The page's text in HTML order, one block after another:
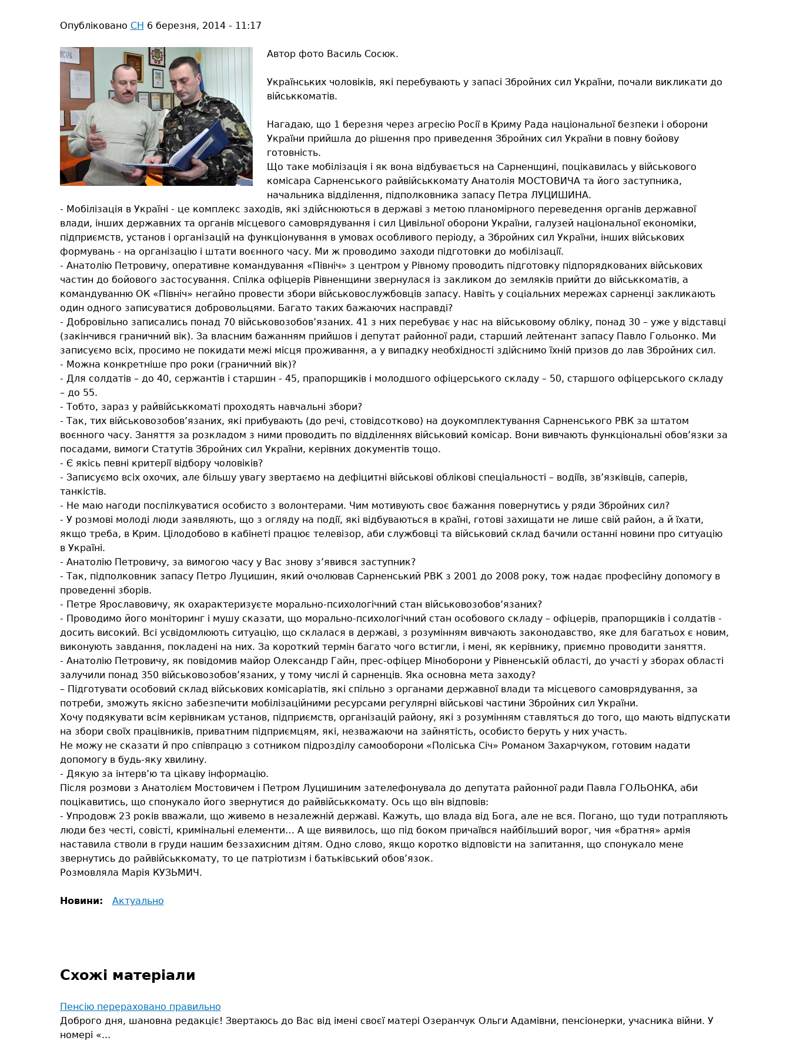
Опубліковано СН 6 березня, 2014 - 11:17
Автор фото Василь Сосюк.
Українських чоловіків, які перебувають у запасі Збройних сил України, почали викликати до
військкоматів.
Нагадаю, що 1 березня через агресію Росії в Криму Рада національної безпеки і оборони
України прийшла до рішення про приведення Збройних сил України в повну бойову
готовність.
Що таке мобілізація і як вона відбувається на Сарненщині, поцікавилась у військового
комісара Сарненського райвійськкомату Анатолія МОСТОВИЧА та його заступника,
начальника відділення, підполковника запасу Петра ЛУЦИШИНА.
- Мобілізація в Україні - це комплекс заходів, які здійснюються в державі з метою планомірного переведення органів державної
влади, інших державних та органів місцевого самоврядування і сил Цивільної оборони України, галузей національної економіки,
підприємств, установ і організацій на функціонування в умовах особливого періоду, а Збройних сил України, інших військових
формувань - на організацію і штати воєнного часу. Ми ж проводимо заходи підготовки до мобілізації.
- Анатолію Петровичу, оперативне командування «Північ» з центром у Рівному проводить підготовку підпорядкованих військових
частин до бойового застосування. Спілка офіцерів Рівненщини звернулася із закликом до земляків прийти до військкоматів, а
командуванню ОК «Північ» негайно провести збори військовослужбовців запасу. Навіть у соціальних мережах сарненці закликають
один одного записуватися добровольцями. Багато таких бажаючих насправді?
- Добровільно записались понад 70 військовозобов’язаних. 41 з них перебуває у нас на військовому обліку, понад 30 – уже у відставці
(закінчився граничний вік). За власним бажанням прийшов і депутат районної ради, старший лейтенант запасу Павло Гольонко. Ми
записуємо всіх, просимо не покидати межі місця проживання, а у випадку необхідності здійснимо їхній призов до лав Збройних сил.
- Можна конкретніше про роки (граничний вік)?
- Для солдатів – до 40, сержантів і старшин - 45, прапорщиків і молодшого офіцерського складу – 50, старшого офіцерського складу
– до 55.
- Тобто, зараз у райвійськкоматі проходять навчальні збори?
- Так, тих військовозобов’язаних, які прибувають (до речі, стовідсотково) на доукомплектування Сарненського РВК за штатом
воєнного часу. Заняття за розкладом з ними проводить по відділеннях військовий комісар. Вони вивчають функціональні обов’язки за
посадами, вимоги Статутів Збройних сил України, керівних документів тощо.
- Є якісь певні критерії відбору чоловіків?
- Записуємо всіх охочих, але більшу увагу звертаємо на дефіцитні військові облікові спеціальності – водіїв, зв’язківців, саперів,
танкістів.
- Не маю нагоди поспілкуватися особисто з волонтерами. Чим мотивують своє бажання повернутись у ряди Збройних сил?
- У розмові молоді люди заявляють, що з огляду на події, які відбуваються в країні, готові захищати не лише свій район, а й їхати,
якщо треба, в Крим. Цілодобово в кабінеті працює телевізор, аби службовці та військовий склад бачили останні новини про ситуацію
в Україні.
- Анатолію Петровичу, за вимогою часу у Вас знову з’явився заступник?
- Так, підполковник запасу Петро Луцишин, який очолював Сарненський РВК з 2001 до 2008 року, тож надає професійну допомогу в
проведенні зборів.
- Петре Ярославовичу, як охарактеризуєте морально-психологічний стан військовозобов’язаних?
- Проводимо його моніторинг і мушу сказати, що морально-психологічний стан особового складу – офіцерів, прапорщиків і солдатів -
досить високий. Всі усвідомлюють ситуацію, що склалася в державі, з розумінням вивчають законодавство, яке для багатьох є новим,
виконують завдання, покладені на них. За короткий термін багато чого встигли, і мені, як керівнику, приємно проводити заняття.
- Анатолію Петровичу, як повідомив майор Олександр Гайн, прес-офіцер Міноборони у Рівненській області, до участі у зборах області
залучили понад 350 військовозобов’язаних, у тому числі й сарненців. Яка основна мета заходу?
– Підготувати особовий склад військових комісаріатів, які спільно з органами державної влади та місцевого самоврядування, за
потреби, зможуть якісно забезпечити мобілізаційними ресурсами регулярні військові частини Збройних сил України.
Хочу подякувати всім керівникам установ, підприємств, організацій району, які з розумінням ставляться до того, що мають відпускати
на збори своїх працівників, приватним підприємцям, які, незважаючи на зайнятість, особисто беруть у них участь.
Не можу не сказати й про співпрацю з сотником підрозділу самооборони «Поліська Січ» Романом Захарчуком, готовим надати
допомогу в будь-яку хвилину.
- Дякую за інтерв’ю та цікаву інформацію.
Після розмови з Анатолієм Мостовичем і Петром Луцишиним зателефонувала до депутата районної ради Павла ГОЛЬОНКА, аби
поцікавитись, що спонукало його звернутися до райвійськкомату. Ось що він відповів:
- Упродовж 23 років вважали, що живемо в незалежній державі. Кажуть, що влада від Бога, але не вся. Погано, що туди потрапляють
люди без честі, совісті, кримінальні елементи… А ще виявилось, що під боком причаївся найбільший ворог, чия «братня» армія
наставила стволи в груди нашим беззахисним дітям. Одно слово, якщо коротко відповісти на запитання, що спонукало мене
звернутись до райвійськкомату, то це патріотизм і батьківський обов’язок.
Розмовляла Марія КУЗЬМИЧ.
Новини: Актуально
Схожі матеріали
Пенсію перераховано правильно
Доброго дня, шановна редакціє! Звертаюсь до Вас від імені своєї матері Озеранчук Ольги Адамівни, пенсіонерки, учасника війни. У
номері «...